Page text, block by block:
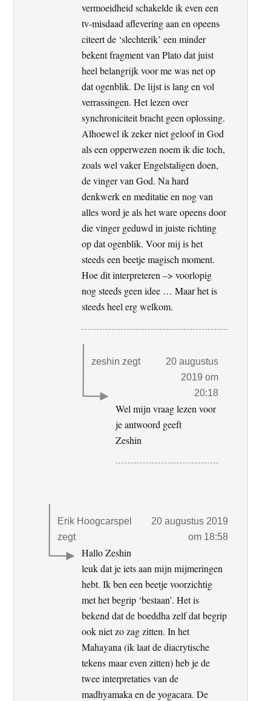
vermoeidheid schakelde ik even een
tv-misdaad aflevering aan en opeens
citeert de ‘slechterik’ een minder
bekent fragment van Plato dat juist
heel belangrijk voor me was net op
dat ogenblik. De lijst is lang en vol
verrassingen. Het lezen over
synchroniciteit bracht geen oplossing.
Alhoewel ik zeker niet geloof in God
als een opperwezen noem ik die toch,
zoals wel vaker Engelstaligen doen,
de vinger van God. Na hard
denkwerk en meditatie en nog van
alles word je als het ware opeens door
die vinger geduwd in juiste richting
op dat ogenblik. Voor mij is het
steeds een beetje magisch moment.
Hoe dit interpreteren –> voorlopig
nog steeds geen idee … Maar het is
steeds heel erg welkom.
zeshin zegt
20 augustus
2019 om
20:18
Wel mijn vraag lezen voor
je antwoord geeft
Zeshin
Erik Hoogcarspel
zegt
20 augustus 2019
om 18:58
Hallo Zeshin
leuk dat je iets aan mijn mijmeringen
hebt. Ik ben een beetje voorzichtig
met het begrip ‘bestaan’. Het is
bekend dat de boeddha zelf dat begrip
ook niet zo zag zitten. In het
Mahayana (ik laat de diacrytische
tekens maar even zitten) heb je de
twee interpretaties van de
madhyamaka en de yogacara. De